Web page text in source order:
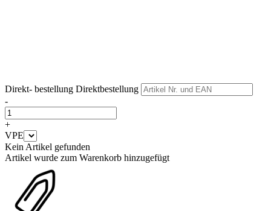
Direkt- bestellung Direktbestellung
-
+
VPE
Kein Artikel gefunden
Artikel wurde zum Warenkorb hinzugefügt